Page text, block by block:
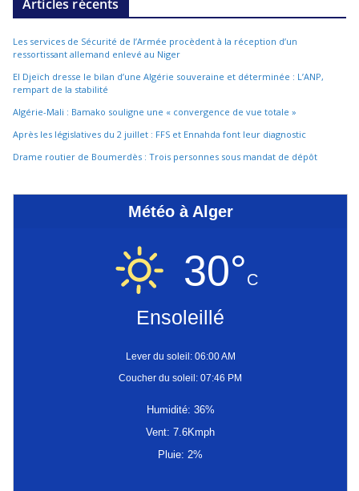
Articles récents
Les services de Sécurité de l’Armée procèdent à la réception d’un
ressortissant allemand enlevé au Niger
El Djeïch dresse le bilan d’une Algérie souveraine et déterminée : L’ANP,
rempart de la stabilité
Algérie-Mali : Bamako souligne une « convergence de vue totale »
Après les législatives du 2 juillet : FFS et Ennahda font leur diagnostic
Drame routier de Boumerdès : Trois personnes sous mandat de dépôt
Météo à Alger
30°C
Ensoleillé
Lever du soleil: 06:00 AM
Coucher du soleil: 07:46 PM
Humidité: 36%
Vent: 7.6Kmph
Pluie: 2%